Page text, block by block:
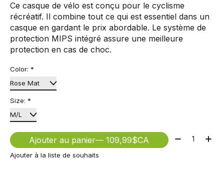
Ce casque de vélo est conçu pour le cyclisme
récréatif. Il combine tout ce qui est essentiel dans un
casque en gardant le prix abordable. Le système de
protection MIPS intégré assure une meilleure
protection en cas de choc.
Color: *
Size: *
Ajouter au panier — 109,99$CA Quantité:
Ajouter à la liste de souhaits